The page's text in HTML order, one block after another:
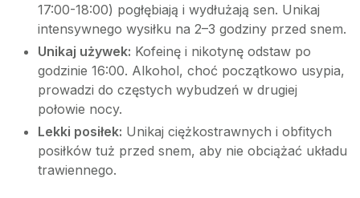
17:00-18:00) pogłębiają i wydłużają sen. Unikaj
intensywnego wysiłku na 2–3 godziny przed snem.
Unikaj używek: Kofeinę i nikotynę odstaw po
godzinie 16:00. Alkohol, choć początkowo usypia,
prowadzi do częstych wybudzeń w drugiej
połowie nocy.
Lekki posiłek: Unikaj ciężkostrawnych i obfitych
posiłków tuż przed snem, aby nie obciążać układu
trawiennego.